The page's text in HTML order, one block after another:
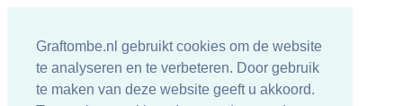
Graftombe.nl gebruikt cookies om de website
te analyseren en te verbeteren. Door gebruik
te maken van deze website geeft u akkoord.